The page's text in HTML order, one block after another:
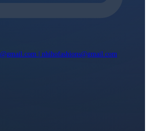
| nhihofashions@gmail.com